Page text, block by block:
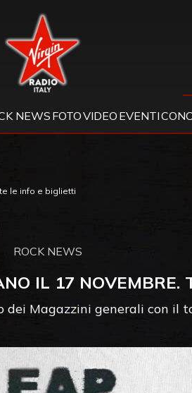
Virgin Radio
NEWS FOTOVIDEO EVENTI
le info e biglietti
ROCK NEWS
IL 17 NOVEMBRE.
dei Magazzini generali con il